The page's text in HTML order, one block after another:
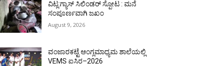
ವಿಟ್ಲ:ಗ್ಯಾಸ್ ಸಿಲಿಂಡರ್ ಸ್ಪೋಟ : ಮನೆ
ಸಂಪೂರ್ಣವಾಗಿ ಜಖಂ
August 9, 2026
ವಂಜಾರಕಟ್ಟೆ ಆಂಗ್ಲಮಾಧ್ಯಮ ಶಾಲೆಯಲ್ಲಿ
VEMS ಐಸಿರ–2026